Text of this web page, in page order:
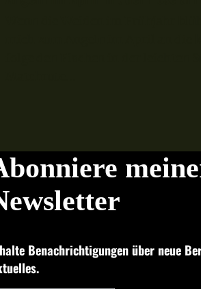
Benachrichtigungen über neue